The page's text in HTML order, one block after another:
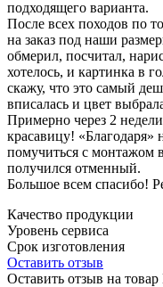
подходящего варианта.
После всех походов по
на заказ под наши
обмерил, посчитал,
хотелось, и картинка в
скажу, что это самый
вписалась и цвет
Примерно через 2
красавицу!
помучиться с монтажом
получился отменный.
Большое всем спасибо!
Качество продукции
Уровень сервиса
Срок изготовления
Оставить отзыв
Оставить отзыв на